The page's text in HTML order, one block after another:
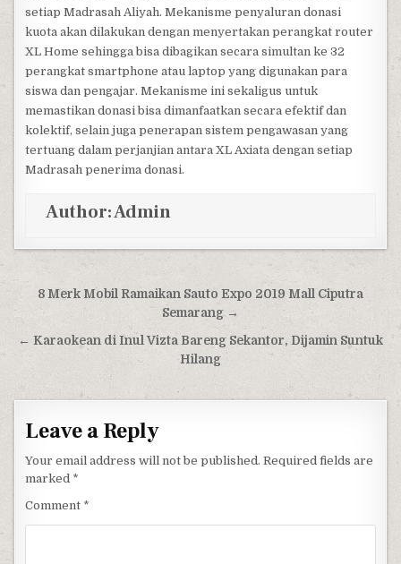
setiap Madrasah Aliyah. Mekanisme penyaluran donasi
kuota akan dilakukan dengan menyertakan perangkat router
XL Home sehingga bisa dibagikan secara simultan ke 32
perangkat smartphone atau laptop yang digunakan para
siswa dan pengajar. Mekanisme ini sekaligus untuk
memastikan donasi bisa dimanfaatkan secara efektif dan
kolektif, selain juga penerapan sistem pengawasan yang
tertuang dalam perjanjian antara XL Axiata dengan setiap
Madrasah penerima donasi.
Author:Admin
Post navigation
8 Merk Mobil Ramaikan Sauto Expo 2019 Mall Ciputra
Semarang →
← Karaokean di Inul Vizta Bareng Sekantor, Dijamin Suntuk
Hilang
Leave a Reply
Your email address will not be published. Required fields are
marked *
Comment *